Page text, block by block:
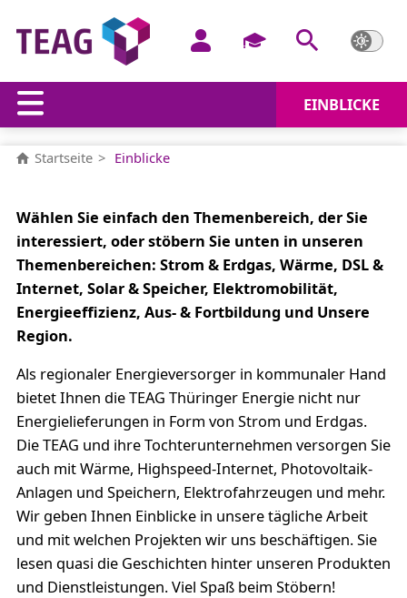
EINBLICKE
Einblicke
Startseite Einblicke
Wählen Sie einfach den Themenbereich, der Sie
interessiert, oder stöbern Sie unten in unseren
Themenbereichen: Strom & Erdgas, Wärme, DSL &
Internet, Solar & Speicher, Elektromobilität,
Energieeffizienz, Aus- & Fortbildung und Unsere
Region.
Als regionaler Energieversorger in kommunaler Hand
bietet Ihnen die TEAG Thüringer Energie nicht nur
Energielieferungen in Form von Strom und Erdgas.
Die TEAG und ihre Tochterunternehmen versorgen Sie
auch mit Wärme, Highspeed-Internet, Photovoltaik-
Anlagen und Speichern, Elektrofahrzeugen und mehr.
Wir geben Ihnen Einblicke in unsere tägliche Arbeit
und mit welchen Projekten wir uns beschäftigen. Sie
lesen quasi die Geschichten hinter unseren Produkten
und Dienstleistungen. Viel Spaß beim Stöbern!